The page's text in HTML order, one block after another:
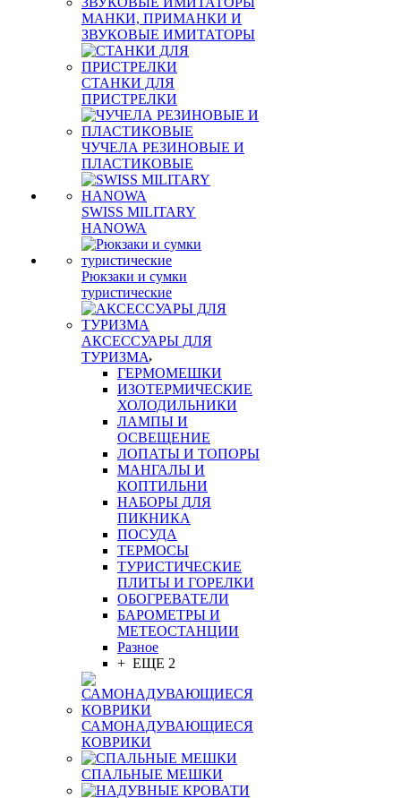
МАНКИ, ПРИМАНКИ И
ЗВУКОВЫЕ ИМИТАТОРЫ
СТАНКИ ДЛЯ
ПРИСТРЕЛКИ
ЧУЧЕЛА РЕЗИНОВЫЕ И
ПЛАСТИКОВЫЕ
SWISS MILITARY
HANOWA
Рюкзаки и сумки
туристические
АКСЕССУАРЫ ДЛЯ
ТУРИЗМА
ГЕРМОМЕШКИ
ИЗОТЕРМИЧЕСКИЕ
ХОЛОДИЛЬНИКИ
ЛАМПЫ И
ОСВЕЩЕНИЕ
ЛОПАТЫ И ТОПОРЫ
МАНГАЛЫ И
КОПТИЛЬНИ
НАБОРЫ ДЛЯ
ПИКНИКА
ПОСУДА
ТЕРМОСЫ
ТУРИСТИЧЕСКИЕ
ПЛИТЫ И ГОРЕЛКИ
ОБОГРЕВАТЕЛИ
БАРОМЕТРЫ И
МЕТЕОСТАНЦИИ
Разное
+ ЕЩЕ 2
САМОНАДУВАЮЩИЕСЯ
КОВРИКИ
СПАЛЬНЫЕ МЕШКИ